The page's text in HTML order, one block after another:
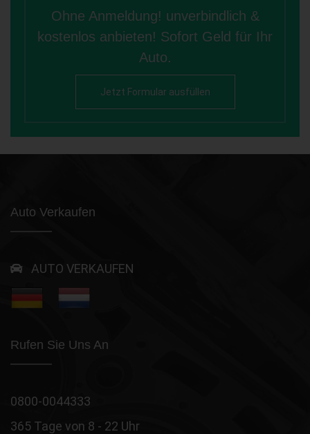
Ohne Anmeldung! unverbindlich &
kostenlos anbieten! Sofort Geld für Ihr
Auto.
Jetzt Formular ausfüllen
Auto Verkaufen
AUTO VERKAUFEN
Rufen Sie Uns An
0800-0044333
365 Tage von 8 - 22 Uhr